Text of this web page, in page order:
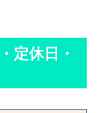
定休日・